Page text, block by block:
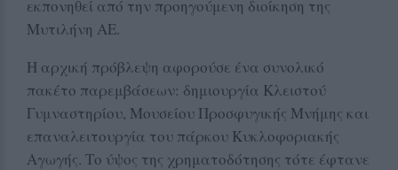
εκπονηθεί από την προηγούμενη διοίκηση της
Μυτιλήνη ΑΕ.
Η αρχική πρόβλεψη αφορούσε ένα συνολικό
πακέτο παρεμβάσεων: δημιουργία Κλειστού
Γυμναστηρίου, Μουσείου Προσφυγικής Μνήμης και
επαναλειτουργία του πάρκου Κυκλοφοριακής
Αγωγής. Το ύψος της χρηματοδότησης τότε έφτανε